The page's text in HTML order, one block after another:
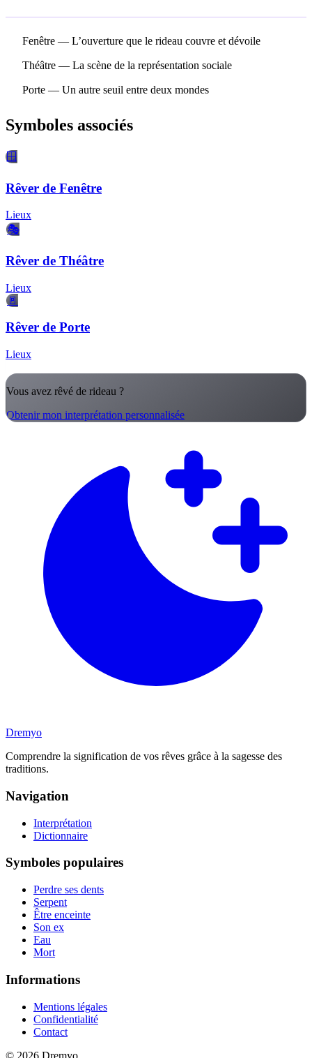
Fenêtre — L’ouverture que le rideau couvre et dévoile
Théâtre — La scène de la représentation sociale
Porte — Un autre seuil entre deux mondes
Symboles associés
🪟
Rêver de Fenêtre
Lieux
🎭
Rêver de Théâtre
Lieux
🚪
Rêver de Porte
Lieux
Vous avez rêvé de rideau ?
Obtenir mon interprétation personnalisée
Dremyo
Comprendre la signification de vos rêves grâce à la sagesse des
traditions.
Navigation
Interprétation
Dictionnaire
Symboles populaires
Perdre ses dents
Serpent
Être enceinte
Son ex
Eau
Mort
Informations
Mentions légales
Confidentialité
Contact
© 2026 Dremyo.